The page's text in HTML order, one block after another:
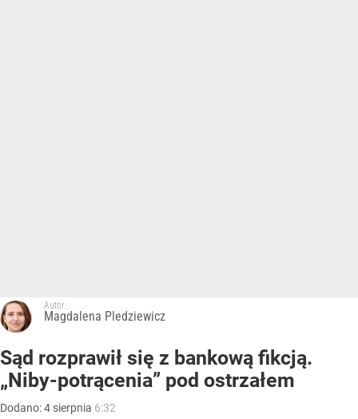
Autor:
Magdalena Pledziewicz
Sąd rozprawił się z bankową fikcją.
„Niby-potrącenia” pod ostrzałem
Dodano:4 sierpnia 6:32